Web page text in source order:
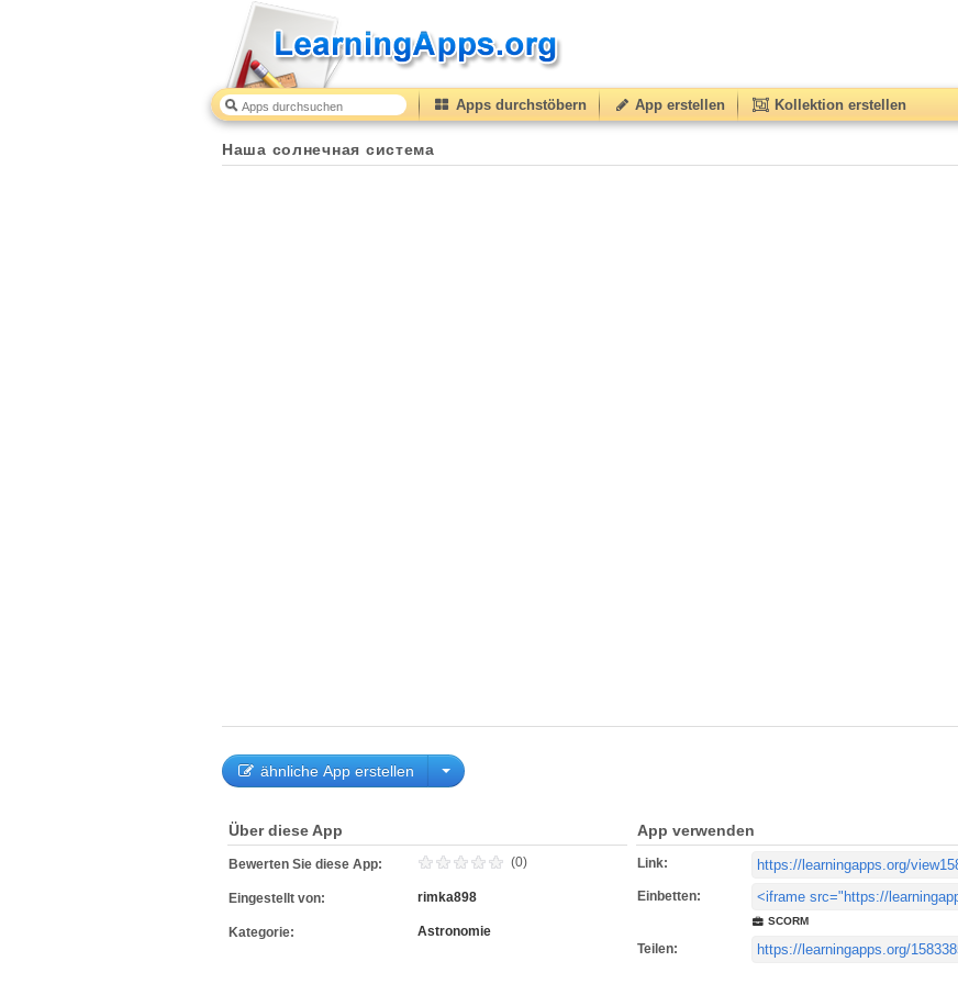
Apps durchstöbern App erstellen Kollektion erstellen
Наша солнечная система
ähnliche App erstellen
Über diese App
Bewerten Sie diese App: (0)
Eingestellt von: rimka898
Kategorie: Astronomie
App verwenden
Link:
Einbetten:
SCORM
Teilen: